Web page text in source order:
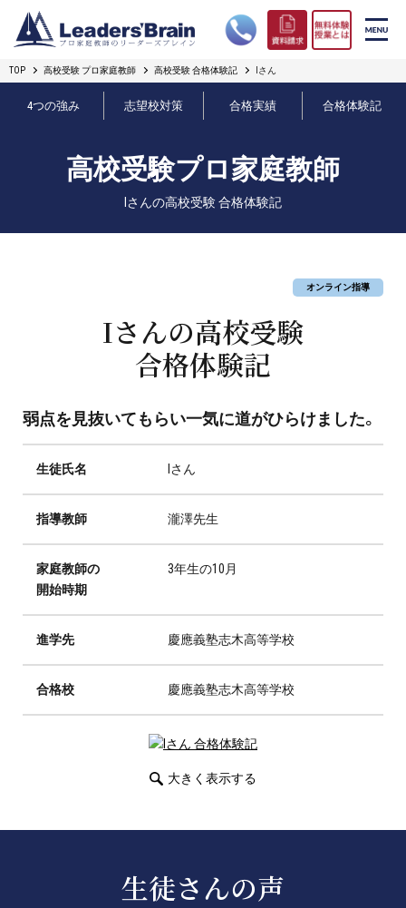
リーダーズブレインの強み
プロ教師紹介
無料体験授業とは
短期フリープラン
プロ家庭教師の英検®対策
費用について
お申込みの流れ
よくある質問
採用情報
インフォメーション
免責事項・著作権等
TOP 高校受験 プロ家庭教師 高校受験 合格体験記 Iさん
4つの強み 志望校対策 合格実績 合格体験記
高校受験プロ家庭教師
Iさんの高校受験 合格体験記
オンライン指導
Iさんの高校受験
合格体験記
弱点を見抜いてもらい一気に道がひらけました。
生徒氏名 Iさん
指導教師 瀧澤先生
家庭教師の
開始時期
3年生の10月
進学先 慶應義塾志木高等学校
合格校 慶應義塾志木高等学校
大きく表示する
生徒さんの声